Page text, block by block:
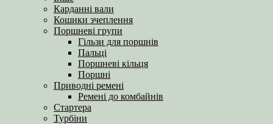
Карданні вали
Кошики зчеплення
Поршневі групи
Гільзи для поршнів
Пальці
Поршневі кільця
Поршні
Приводні ремені
Ремені до комбайнів
Стартера
Турбіни